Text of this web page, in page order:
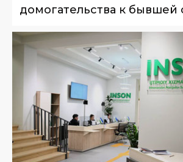
домогательства к бывшей